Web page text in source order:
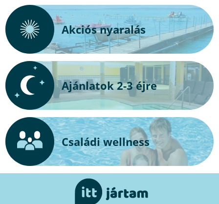
Akciós nyaralás
Ajánlatok 2-3 éjre
Családi wellness